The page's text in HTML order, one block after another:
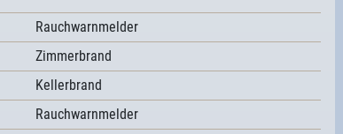
Rauchwarnmelder
Zimmerbrand
Kellerbrand
Rauchwarnmelder